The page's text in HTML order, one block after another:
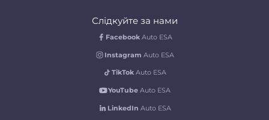
Слідкуйте за нами
Facebook Auto ESA
Instagram Auto ESA
TikTok Auto ESA
YouTubeAuto ESA
LinkedIn Auto ESA